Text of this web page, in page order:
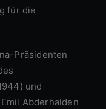
für die
und
Abderhalden